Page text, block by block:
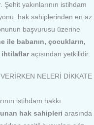
yakınlarının istihdam
hak sahiplerinden en az
başvurusu üzerine
ile babanın, çocukların,
ihtilaflaraçısından yetkilidir.
NELERİ DİKKATE
istihdam hakkı
hak sahipleri arasında